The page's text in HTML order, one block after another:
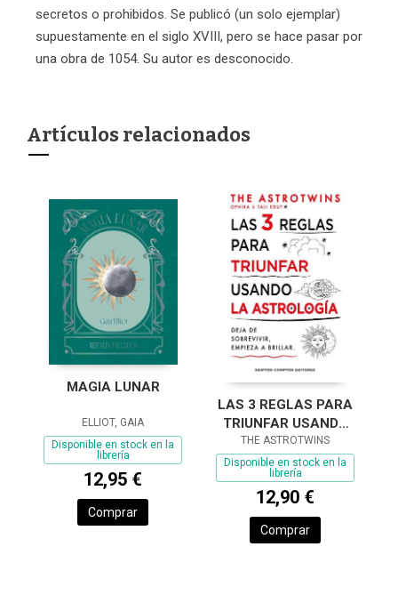
secretos o prohibidos. Se publicó (un solo ejemplar)
supuestamente en el siglo XVIII, pero se hace pasar por
una obra de 1054. Su autor es desconocido.
Artículos relacionados
MAGIA LUNAR
ELLIOT, GAIA
Disponible en stock en la
librería
12,95 €
Comprar
LAS 3 REGLAS PARA
TRIUNFAR USANDO
LA ASTROLGIA
THE ASTROTWINS
Disponible en stock en la
librería
12,90 €
Comprar